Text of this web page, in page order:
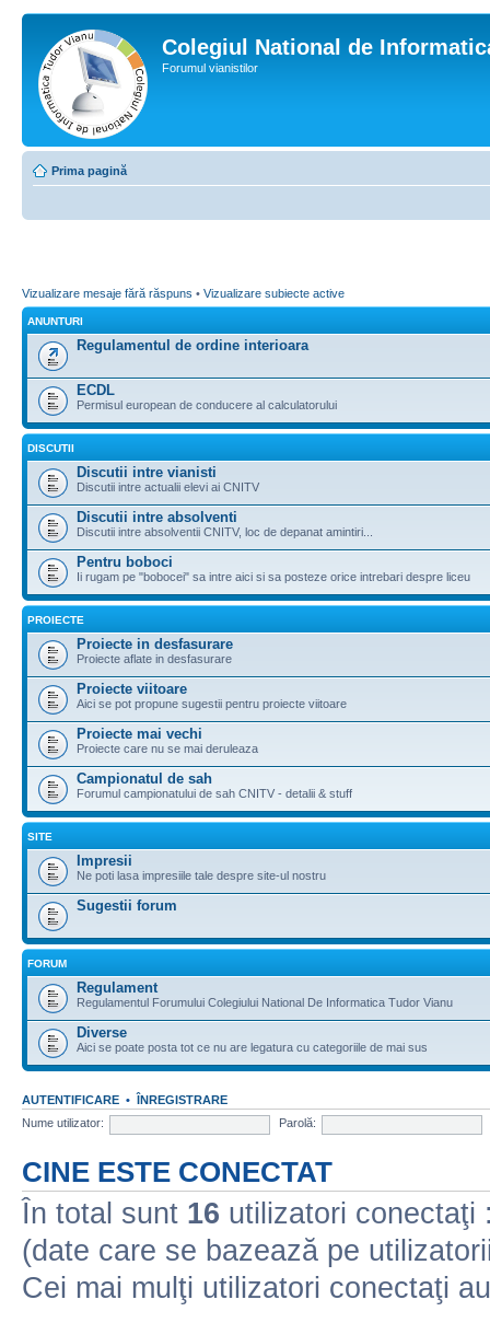
Colegiul National de
Forumul vianistilor
Prima pagină
Vizualizare mesaje fără răspuns • Vizualizare subiecte active
ANUNTURI
Regulamentul de ordine interioara
ECDL
Permisul european de conducere al calculatorului
DISCUTII
Discutii intre vianisti
Discutii intre actualii elevi ai CNITV
Discutii intre absolventi
Discutii intre absolventii CNITV, loc de depanat amintiri...
Pentru boboci
Ii rugam pe "bobocei" sa intre aici si sa posteze orice intrebari despre liceu
PROIECTE
Proiecte in desfasurare
Proiecte aflate in desfasurare
Proiecte viitoare
Aici se pot propune sugestii pentru proiecte viitoare
Proiecte mai vechi
Proiecte care nu se mai deruleaza
Campionatul de sah
Forumul campionatului de sah CNITV - detalii & stuff
SITE
Impresii
Ne poti lasa impresiile tale despre site-ul nostru
Sugestii forum
FORUM
Regulament
Regulamentul Forumului Colegiului National De Informatica Tudor Vianu
Diverse
Aici se poate posta tot ce nu are legatura cu categoriile de mai sus
AUTENTIFICARE • ÎNREGISTRARE
Nume utilizator:
Parolă:
CINE ESTE CONECTAT
În total sunt 16 utilizatori conectaţi
(date care se bazează pe
Cei mai mulţi utilizatori conectaţi